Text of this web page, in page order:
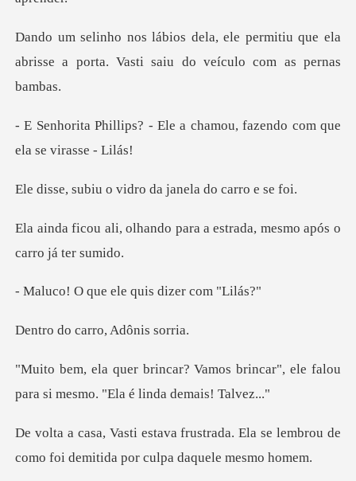
permitiu que ela
abrisse a porta. Vast
Ele a chamou, fazendo com
vidro da janela d
do para a estrada, mesmo a
e ele quis diz
carro, Adô
s brincar", ele falou
para si mesm
ada. Ela se lembrou de
como foi demi